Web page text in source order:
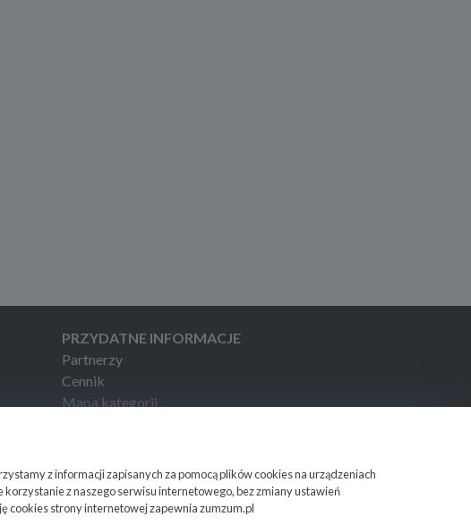
PRZYDATNE INFORMACJE
Partnerzy
Cennik
Mapa kategorii
z informacji zapisanych za pomocą plików cookies na urządzeniach
z naszego serwisu internetowego, bez zmiany ustawień
cookies strony internetowej zapewnia zumzum.pl